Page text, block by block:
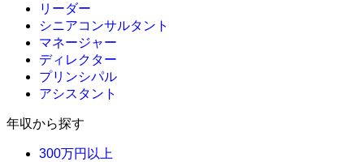
リーダー
シニアコンサルタント
マネージャー
ディレクター
プリンシパル
アシスタント
年収から探す
300万円以上